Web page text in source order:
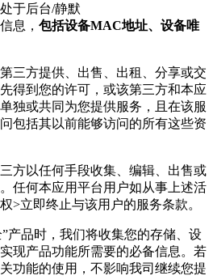
于后台/静默
息， 包括设备MAC地址、设备唯
三方提供、出售、出租、分享或交
得到您的许可，或该第三方和本应
独或共同为您提供服务，且在该服
包括其以前能够访问的所有这些资
方以任何手段收集、编辑、出售或
任何本应用平台用户如从事上述活
>立即终止与该用户的服务条款。
产品时，我们将收集您的存储、设
现产品功能所需要的必备信息。若
功能的使用，不影响我司继续您提